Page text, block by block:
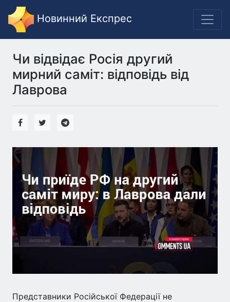
Новинний Експрес
Чи відвідає Росія другий
мирний саміт: відповідь від
Лаврова
Представники Російської Федерації не